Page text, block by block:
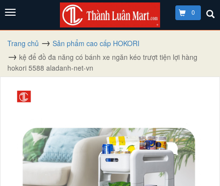
0
Trang chủ
Sản phẩm cao cấp HOKORI
kệ để đồ đa năng có bánh xe ngăn kéo trượt tiện lợi hàng
hokori 5588 aladanh-net-vn